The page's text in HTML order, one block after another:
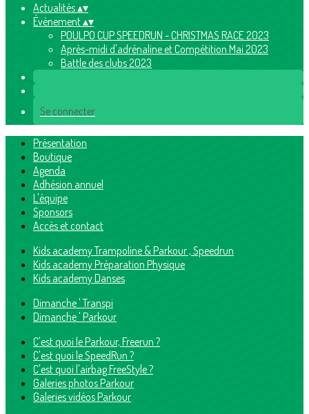
Actualités▴▾
Évènement▴▾
POULPO CUP SPEEDRUN - CHRISTMAS RACE 2023
Après-midi d'adrénaline et Compétition Mai 2023
Battle des clubs 2023
Se connecter
Présentation
Boutique
Agenda
Adhésion annuel
L'équipe
Sponsors
Accès et contact
Kids academy Trampoline & Parkour , Speedrun
Kids academy Préparation Physique
Kids academy Danses
Dimanche ' Transpi
Dimanche ' Parkour
C'est quoi le Parkour, Freerun ?
C'est quoi le SpeedRun ?
C'est quoi l'airbag FreeStyle ?
Galeries photos Parkour
Galeries vidéos Parkour